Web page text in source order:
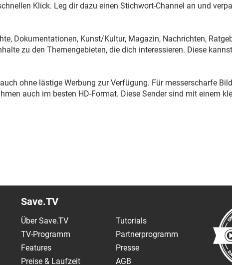
Klick. Leg dir dazu einen Stichwort-Channel an und
Dokumentationen, Kunst/Kultur, Magazin, Nachrichten,
zu den Themengebieten, die dich interessieren. Diese
ohne lästige Werbung zur Verfügung. Für messerscharfe
auch im besten HD-Format. Diese Sender sind mit einem
Save.TV
Über Save.TV
TV-Programm
Features
Preise & Laufzeit
Tutorials
Partnerprogramm
Presse
AGB